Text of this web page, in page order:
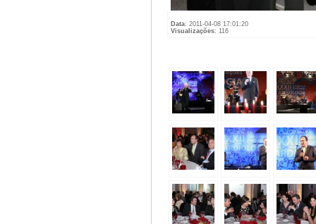
Data: 2011-04-08 17:01:20
Visualizações: 116